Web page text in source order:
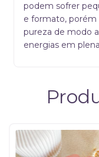
podem sofrer
e formato, porém
pureza de modo
energias em